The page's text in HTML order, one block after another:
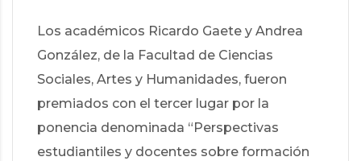
Los académicos Ricardo Gaete y Andrea
González, de la Facultad de Ciencias
Sociales, Artes y Humanidades, fueron
premiados con el tercer lugar por la
ponencia denominada “Perspectivas
estudiantiles y docentes sobre formación